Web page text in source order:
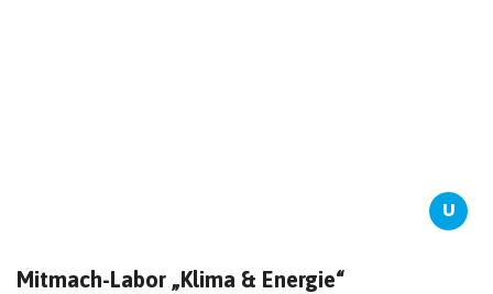
U
Mitmach-Labor „Klima & Energie“